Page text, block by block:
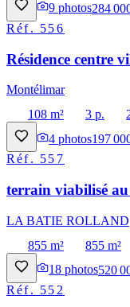
9 photos284
Réf. 556
Résidence centre
Montélimar
108 m²
3 p.
4 photos197
Réf. 557
terrain viabilisé
LA BATIE ROLLAND
855 m²
855 m²
18 photos520
Réf. 552